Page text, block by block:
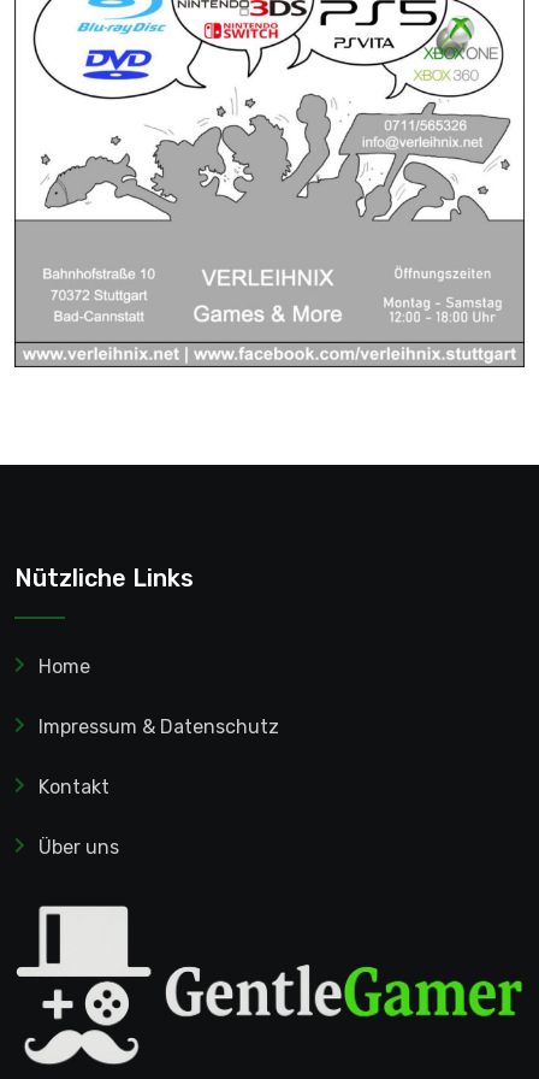
Nützliche Links
Home
Impressum & Datenschutz
Kontakt
Über uns